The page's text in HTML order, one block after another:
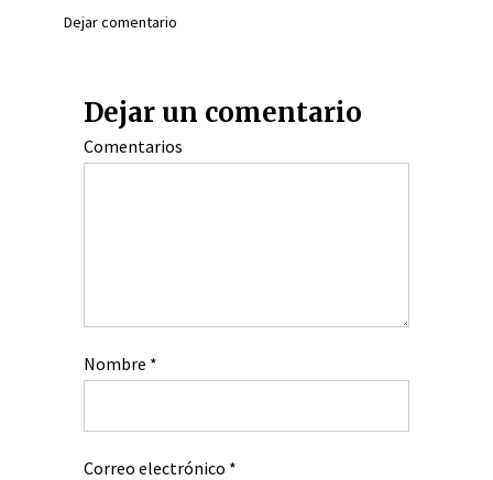
Dejar comentario
Dejar un comentario
Comentarios
Nombre *
Correo electrónico *